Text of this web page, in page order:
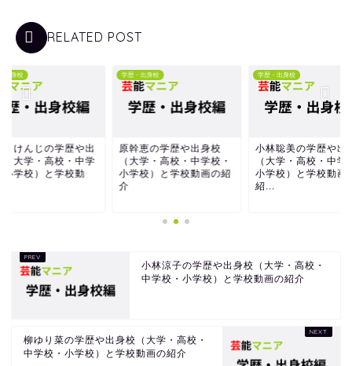
RELATED POST
歴・出身校
幹恵の学歴や出身校
大学・高校・中学校・
学校）と学校動画の紹
学歴・出身校
小林聡美の学歴や出身校
（大学・高校・中学校・
小学校）と学校動画の
学歴・出身校
たむらけんじの学
身校（大学・高校
校・小学校）と学
画...
小林涼子の学歴や出身校（大学・高校・
中学校・小学校）と学校動画の紹介
柳ゆり菜の学歴や出身校（大学・高校・
中学校・小学校）と学校動画の紹介